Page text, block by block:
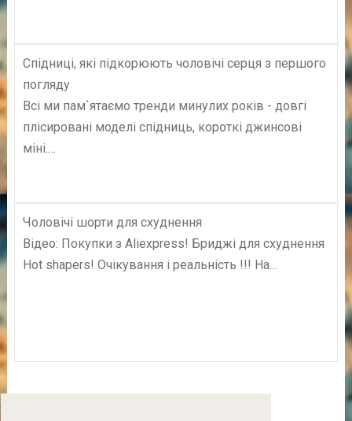
Спідниці, які підкорюють чоловічі серця з першого
погляду
Всі ми пам`ятаємо тренди минулих років - довгі
плісировані моделі спідниць, короткі джинсові
міні.…
Чоловічі шорти для схуднення
Відео: Покупки з Aliexpress! Бриджі для схуднення
Hot shapers! Очікування і реальність !!! На…